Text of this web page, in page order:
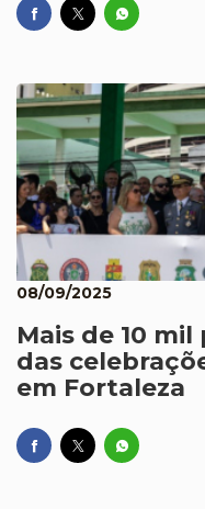
08/09/2025
Mais de 10
das
em Fortaleza